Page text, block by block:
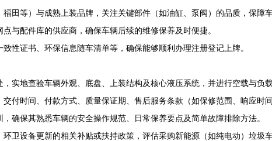
福田等）与成熟上装品牌，关注关键部件（如油缸、泵阀）的品质，保障
与配件库的供应商，确保车辆后续的维修保养及时便捷。
性证书、环保信息随车清单等，确保能够顺利办理注册登记上牌。
，实地查验车辆外观、底盘、上装结构及核心液压系统，并进行空载与负
交付时间、付款方式、质量保证期、售后服务条款（如保修范围、响应时
确保其熟悉车辆的安全操作规范、日常保养要点及简单故障排除方法。
环卫设备更新的相关补贴或扶持政策，评估采购新能源（如纯电动）垃圾